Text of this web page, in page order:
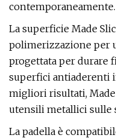
contemporaneamente.
La superficie Made
polimerizzazione per
progettata per durare
superfici antiaderenti
migliori risultati,
utensili metallici sulle
La padella è